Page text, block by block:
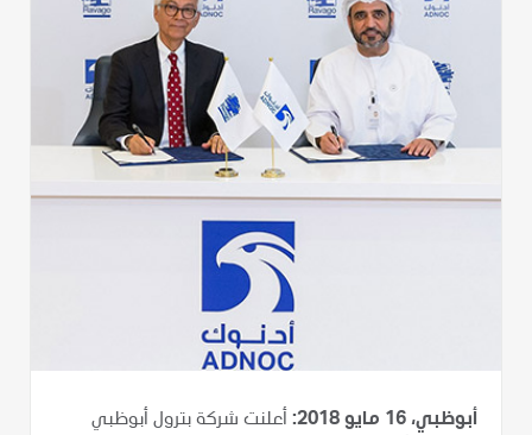
أبوظبي، 16 مايو 2018:
أعلنت شركة بترول أبوظبي